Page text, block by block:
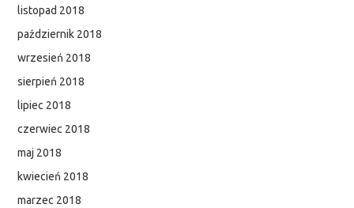
listopad 2018
październik 2018
wrzesień 2018
sierpień 2018
lipiec 2018
czerwiec 2018
maj 2018
kwiecień 2018
marzec 2018